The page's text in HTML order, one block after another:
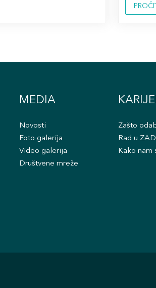
MEDIA
Novosti
Foto galerija
Video galerija
Društvene mreže
Zašto
Rad u
Kako nam